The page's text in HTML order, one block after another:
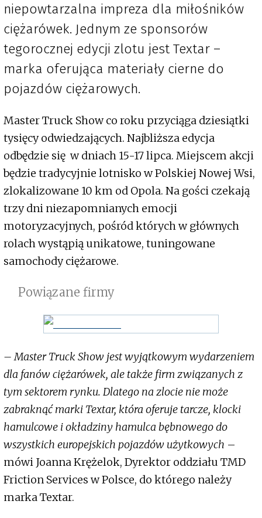
niepowtarzalna impreza dla miłośników
ciężarówek. Jednym ze sponsorów
tegorocznej edycji zlotu jest Textar –
marka oferująca materiały cierne do
pojazdów ciężarowych.
Master Truck Show co roku przyciąga dziesiątki
tysięcy odwiedzających. Najbliższa edycja
odbędzie się w dniach 15-17 lipca. Miejscem akcji
będzie tradycyjnie lotnisko w Polskiej Nowej Wsi,
zlokalizowane 10 km od Opola. Na gości czekają
trzy dni niezapomnianych emocji
motoryzacyjnych, pośród których w głównych
rolach wystąpią unikatowe, tuningowane
samochody ciężarowe.
Powiązane firmy
– Master Truck Show jest wyjątkowym wydarzeniem
dla fanów ciężarówek, ale także firm związanych z
tym sektorem rynku. Dlatego na zlocie nie może
zabraknąć marki Textar, która oferuje tarcze, klocki
hamulcowe i okładziny hamulca bębnowego do
wszystkich europejskich pojazdów użytkowych –
mówi Joanna Krężelok, Dyrektor oddziału TMD
Friction Services w Polsce, do którego należy
marka Textar.